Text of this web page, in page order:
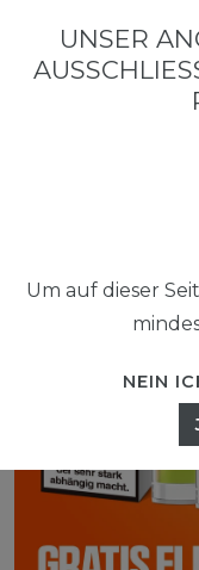
UNSER
Um auf dieser
NEIN